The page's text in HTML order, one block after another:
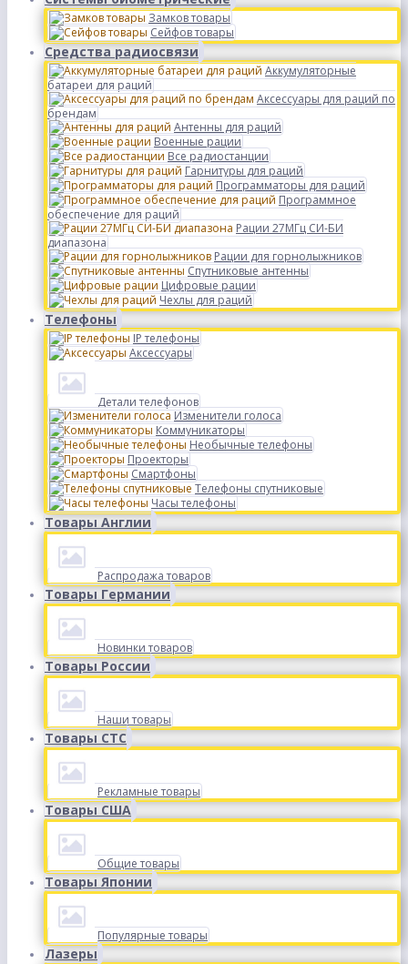
Замков товары
Сейфов товары
Средства радиосвязи
Аккумуляторные
батареи для раций
Аксессуары для раций по
брендам
Антенны для раций
Военные рации
Все радиостанции
Гарнитуры для раций
Программаторы для раций
Программное
обеспечение для раций
Рации 27МГц СИ-БИ
диапазона
Рации для горнолыжников
Спутниковые антенны
Цифровые рации
Чехлы для раций
Телефоны
IP телефоны
Аксессуары
Детали телефонов
Изменители голоса
Коммуникаторы
Необычные телефоны
Проекторы
Смартфоны
Телефоны спутниковые
Часы телефоны
Товары Англии
Распродажа товаров
Товары Германии
Новинки товаров
Товары России
Наши товары
Товары СТС
Рекламные товары
Товары США
Общие товары
Товары Японии
Популярные товары
Лазеры